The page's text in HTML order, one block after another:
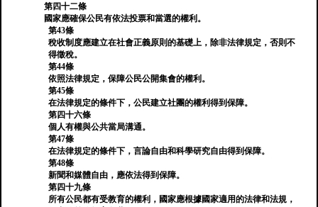
第四十二條
國家應確保公民有依法投票和當選的權利。
第43條
稅收制度應建立在社會正義原則的基礎上，除非法律規定，否則不
得徵稅。
第44條
依照法律規定，保障公民公開集會的權利。
第45條
在法律規定的條件下，公民建立社團的權利得到保障。
第四十六條
個人有權與公共當局溝通。
第47條
在法律規定的條件下，言論自由和科學研究自由得到保障。
第48條
新聞和媒體自由，應依法得到保障。
第四十九條
所有公民都有受教育的權利，國家應根據國家適用的法律和法規，